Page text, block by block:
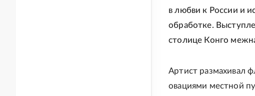
в любви к России и
обработке.
столице Конго
Артист размахивал
овациями местной